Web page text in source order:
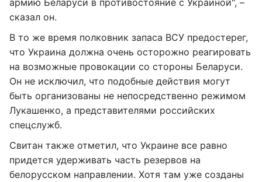
сказал он.
В то же время полковник запаса ВСУ предостерег,
что Украина должна очень осторожно реагировать
на возможные провокации со стороны Беларуси.
Он не исключил, что подобные действия могут
быть организованы не непосредственно режимом
Лукашенко, а представителями российских
спецслужб.
Свитан также отметил, что Украине все равно
придется удерживать часть резервов на
белорусском направлении. Хотя там уже созданы